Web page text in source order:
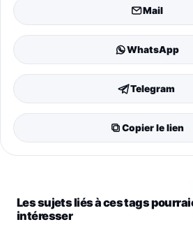
Mail
WhatsApp
Telegram
Copier le lien
Les sujets liés à ces tags
intéresser